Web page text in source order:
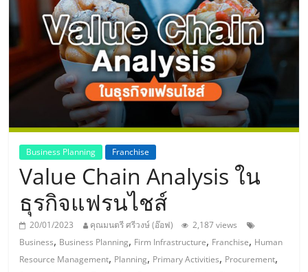
ประเทศไทย,
ThaiSMEsCenter,
รวม
ธุรกิจ
เอ
ส
เอ็
Business Planning Franchise
Value Chain Analysis ใน
ธุรกิจแฟรนไชส์
20/01/2023 คุณมนตรี ศรีวงษ์ (อ๊อฟ)
2,187 views
Business, Business Planning, Firm Infrastructure, Franchise, Human
Resource Management, Planning, Primary Activities, Procurement,